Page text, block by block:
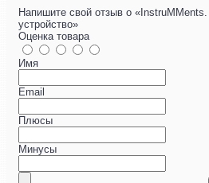
Напишите свой отзыв о
устройство»
Оценка товара
Имя
Email
Плюсы
Минусы